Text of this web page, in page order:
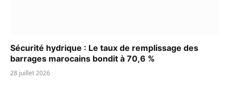
Sécurité hydrique : Le taux de remplissage des
barrages marocains bondit à 70,6 %
28 juillet 2026